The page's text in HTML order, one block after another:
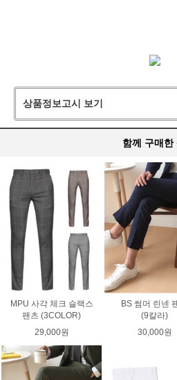
상품정보고시 보기
함께 구매한
MPU 사각 체크 슬랙스
팬츠 (3COLOR)
29,000원
BS 썸머 린넨
(9칼라)
30,000원